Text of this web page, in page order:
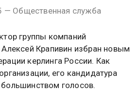
— Общественная служба
группы компаний
Алексей Крапивин избран новым
керлинга России. Как
его кандидатура
голосов.